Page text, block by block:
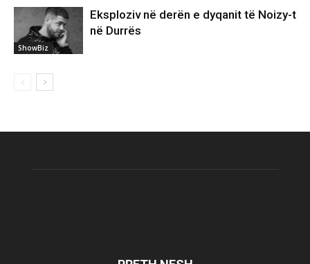
ShowBiz
Eksploziv në derën e dyqanit të Noizy-t
në Durrës